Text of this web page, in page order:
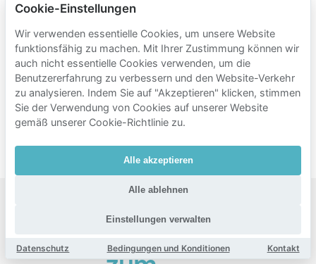
möglich?
Was sollte ich über das
Parken bei großen
Veranstaltungen am
Gashouder/Westergas
wissen?
Beliebte
Gebiete
Cookie-Einstellungen
Wir verwenden essentielle Cookies, um unsere Website
funktionsfähig zu machen. Mit Ihrer Zustimmung können wir
auch nicht essentielle Cookies verwenden, um die
Benutzererfahrung zu verbessern und den Website-Verkehr
zu analysieren. Indem Sie auf "Akzeptieren" klicken, stimmen
Sie der Verwendung von Cookies auf unserer Website
gemäß unserer Cookie-Richtlinie zu.
Alle akzeptieren
Alle ablehnen
Einstellungen verwalten
Datenschutz Bedingungen und Konditionen Kontakt